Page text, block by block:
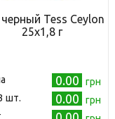
Tess Ceylon
25х1,8 г
0.00
грн
шт.
0.00
грн